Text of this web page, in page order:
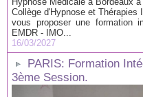
Collège d'Hypnose et
vous proposer une formation
EMDR - IMO...
16/03/2027
PARIS: Formation
3ème Session.